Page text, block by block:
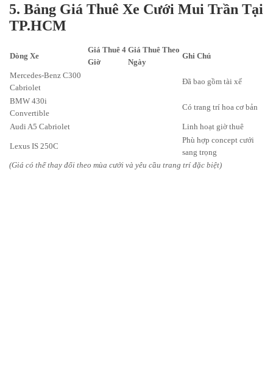
5. Bảng Giá Thuê Xe Cưới Mui Trần Tại
TP.HCM
Dòng Xe
Giá Thuê 4
Giờ
Giá Thuê Theo
Ngày
Ghi Chú
Mercedes-Benz C300
Cabriolet
Đã bao gồm tài xế
BMW 430i
Convertible
Có trang trí hoa cơ bản
Audi A5 Cabriolet Linh hoạt giờ thuê
Lexus IS 250C
Phù hợp concept cưới
sang trọng
(Giá có thể thay đổi theo mùa cưới và yêu cầu trang trí đặc biệt)